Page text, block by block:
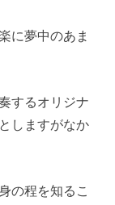
に夢中のあま
するオリジナ
しますがなか
の程を知るこ